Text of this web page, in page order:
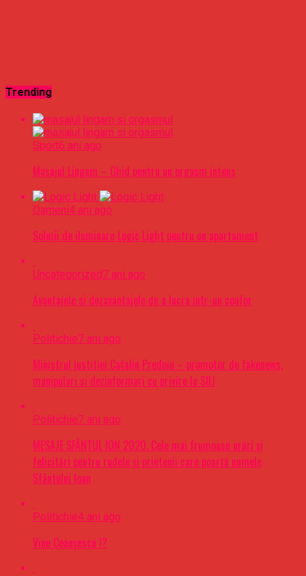
Trending
Sport6 ani ago
Masajul Lingam – Ghid pentru un orgasm intens
Oameni4 ani ago
Soluții de iluminare Logic Light pentru un apartament
Uncategorized7 ani ago
Avantajele si dezavantajele de a lucra intr-un coafor
Politichie7 ani ago
Ministrul justitiei Catalin Predoiu – promotor de fakenews,
manipulari si dezinformari cu privire la SIIJ
Politichie7 ani ago
MESAJE SFÂNTUL ION 2020. Cele mai frumoase urări şi
felicitări pentru rudele şi prietenii care poartă numele
Sfântului Ioan
Politichie4 ani ago
Vine Ceaușescu !?